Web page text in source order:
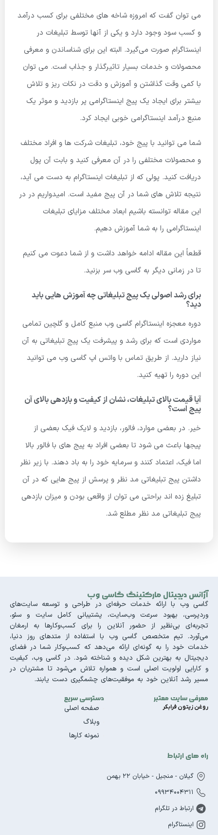
می توان گفت که امروزه شاخه های مختلفی برای کسب درآمد
و کسب سود وجود دارد و یکی از آنها توسط تبلیغات در
اینستاگرام صورت می‌گیرد. البته این برای شناساندن و معرفی
محصولات و خدمات بسیار تاثیرگذار و جذاب است. می توان
با کمی وقت گذاشتن و آموزش و دقت در نکات ریز و تلاش
بیشتر برای ایجاد یک پیج اینستاگرامی پر بازدید و موثر یک
منبع درآمد اینستاگرامی خوبی ایجاد کرد.
شما می توانید با پیج خود، تبلیغات شرکت ها و افراد مختلف
و محصولات مختلفی را در آن معرفی کنید و بابت آن پول
دریافت کنید. پولی که از تبلیغات اینستاگرام به دست می آید،
نتیجه تلاش های شما در آن پیج مفید است. امیدواریم در در
این مقاله توانسته باشیم ابعاد مختلف مزایای تبلیغات
اینستاگرامی را به شما آموزش دهیم.
قطعاً این مقاله ادامه خواهد داشت و از شما دعوت می کنیم
تا در زمانی دیگر به گاسی وب سر بزنید.
برای رشد اصولی یک پیج تبلیغاتی چه آموزش هایی باید
دید؟
دوره معجزه اینستاگرام گاسی وب منبع کامل و گلچین تمامی
مواردی است که برای رشد و پیشرفت یک پیج تبلیغاتی به آن
نیاز دارید. از طریق تماس با واتس اپ گاسی وب می توانید
این دوره را تهیه کنید.
آیا قیمت بالای تبلیغات، نشان از کیفیت و بازدهی بالای آن
پیج است؟
خیر. در بعضی موارد، فالور، بازدید و لایک فیک بعضی از
پیجها باعث می شود تا بعضی افراد به پیج های با فالور بالا
اما فیک، اعتماد کنند و سرمایه خود را به باد دهند. با زیر نظر
داشتن پیج تبلیغاتی مد نظر و پرسش از پیج هایی که در آن
تبلیغ زده اند براحتی می توان از واقعی بودن و میزان بازدهی
پیج تبلیغاتی مد نظر مطلع شد.
آژانس دیجیتال مارکتینگ گاسی وب
گاسی وب با ارائه خدمات حرفه‌ای در طراحی و توسعه سایت‌های
وردپرسی، بهبود سرعت وب‌سایت، پشتیبانی کامل سایت و سئو،
تجربه‌ای بی‌نظیر از حضور آنلاین را برای کسب‌وکارها به ارمغان
می‌آورد. تیم متخصص گاسی وب با استفاده از متدهای روز دنیا،
خدمات خود را به گونه‌ای ارائه می‌دهد که کسب‌وکار شما در فضای
دیجیتال به بهترین شکل دیده و شناخته شود. در گاسی وب، کیفیت
و کارایی اولویت اصلی است و همواره تلاش می‌شود تا مشتریان در
مسیر رشد آنلاین خود به موفقیت‌های چشمگیری دست یابند.
معرفی سایت معتبر
روغن زیتون فرابکر
دسترسی سریع
صفحه اصلی
وبلاگ
نمونه کارها
راه های ارتباط
گیلان - منجیل - خیابان 22 بهمن
09934004311
ارتباط در تلگرام
اینستاگرام